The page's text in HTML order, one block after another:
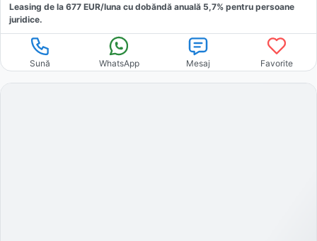
Leasing de la 677 EUR/luna cu dobăndă anuală 5,7% pentru persoane
juridice.
Sună WhatsApp Mesaj Favorite